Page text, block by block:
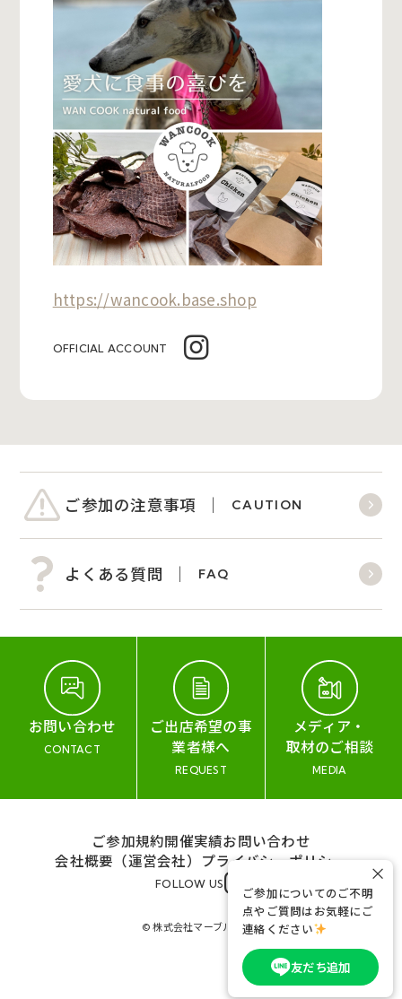
https://wancook.base.shop
OFFICIAL ACCOUNT
ご参加の注意事項 CAUTION
よくある質問 FAQ
お問い合わせ
CONTACT
ご出店希望の事
業者様へ
REQUEST
メディア・
取材のご相談
MEDIA
ご参加規約開催実績お問い合わせ
会社概要（運営会社） プライバシーポリシー
FOLLOW US
© 株式会社マーブル&コー
ご参加についてのご不明
点やご質問はお気軽にご
連絡ください
友だち追加
×